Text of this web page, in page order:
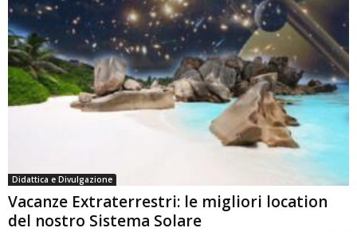
Didattica e Divulgazione
Vacanze Extraterrestri: le migliori location
del nostro Sistema Solare